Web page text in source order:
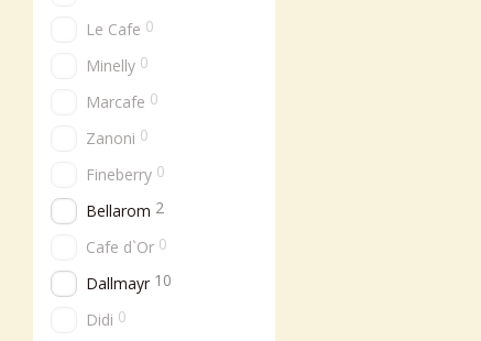
Le Cafe 0
Minelly 0
Marcafe 0
Zanoni 0
Fineberry 0
Bellarom 2
Cafe d`Or 0
Dallmayr 10
Didi 0